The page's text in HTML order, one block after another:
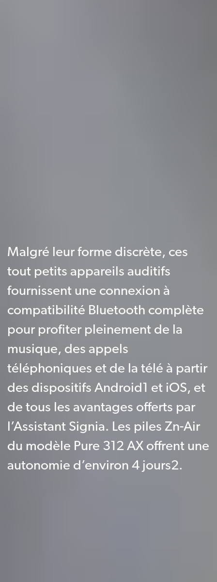
Malgré leur forme discrète, ces
tout petits appareils auditifs
fournissent une connexion à
compatibilité Bluetooth complète
pour profiter pleinement de la
musique, des appels
téléphoniques et de la télé à partir
des dispositifs Android1 et iOS, et
de tous les avantages offerts par
l’Assistant Signia. Les piles Zn-Air
du modèle Pure 312 AX offrent une
autonomie d’environ 4 jours2.